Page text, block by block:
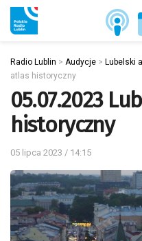
Radio Lublin > Audycje > Lubelski
atlas historyczny
05.07.2023
historyczny
05 lipca 2023 / 14:15